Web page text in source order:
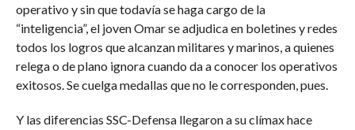
operativo y sin que todavía se haga cargo de la
“inteligencia”, el joven Omar se adjudica en boletines y redes
todos los logros que alcanzan militares y marinos, a quienes
relega o de plano ignora cuando da a conocer los operativos
exitosos. Se cuelga medallas que no le corresponden, pues.
Y las diferencias SSC-Defensa llegaron a su clímax hace